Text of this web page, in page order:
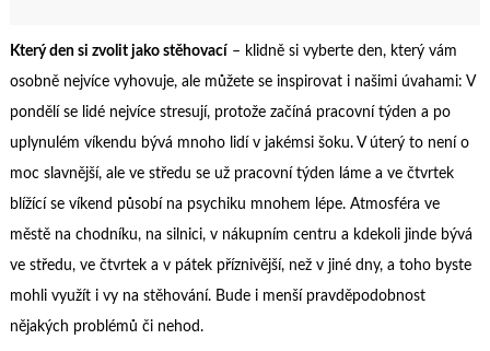
Který den si zvolit jako stěhovací – klidně si vyberte den, který vám
osobně nejvíce vyhovuje, ale můžete se inspirovat i našimi úvahami: V
pondělí se lidé nejvíce stresují, protože začíná pracovní týden a po
uplynulém víkendu bývá mnoho lidí v jakémsi šoku. V úterý to není o
moc slavnější, ale ve středu se už pracovní týden láme a ve čtvrtek
blížící se víkend působí na psychiku mnohem lépe. Atmosféra ve
městě na chodníku, na silnici, v nákupním centru a kdekoli jinde bývá
ve středu, ve čtvrtek a v pátek příznivější, než v jiné dny, a toho byste
mohli využít i vy na stěhování. Bude i menší pravděpodobnost
nějakých problémů či nehod.